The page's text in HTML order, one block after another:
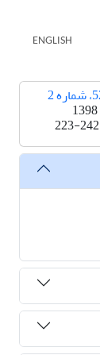
ENGLISH
223-242